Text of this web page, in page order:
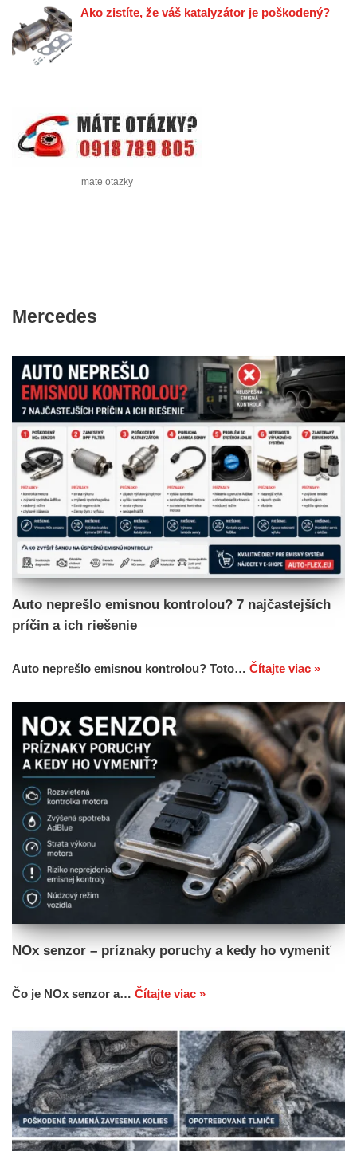
Ako zistíte, že váš katalyzátor je poškodený?
mate otazky
Mercedes
Auto neprešlo emisnou kontrolou? 7 najčastejších
príčin a ich riešenie
Auto neprešlo emisnou kontrolou? Toto… Čítajte viac »
NOx senzor – príznaky poruchy a kedy ho vymeniť
Čo je NOx senzor a… Čítajte viac »